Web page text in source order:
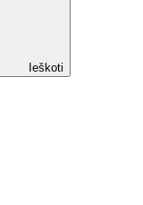
Ieškoti